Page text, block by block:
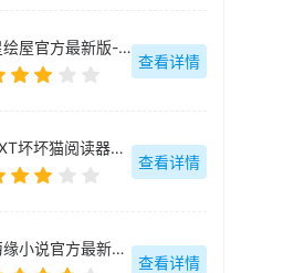
星绘屋官方最新版-v1.0.0
查看详情
TXT坏坏猫阅读器最新版-v1.2.0
查看详情
丏缘小说官方最新版-v1.1.0
查看详情